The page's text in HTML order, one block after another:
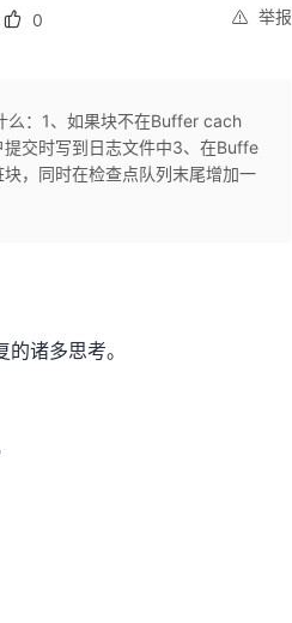
举报
0
么：1、如果块不在Buffer cach
交时写到日志文件中3、在Buffe
，同时在检查点队列末尾增加一
诸多思考。